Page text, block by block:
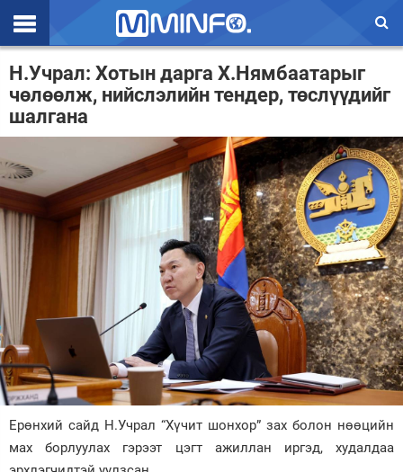
Эхлэл
Цаг агаар
Валют ханш
Улс төр
Эдийн засаг
Үзэл бодол
Спорт
Нийгэм
Дэлхий
Энтертайнмэнт
Зурхай
Н.Учрал: Хотын дарга Х.Нямбаатарыг
чөлөөлж, нийслэлийн тендер, төслүүдийг
шалгана
Ерөнхий сайд Н.Учрал “Хүчит шонхор” зах болон нөөцийн
мах борлуулах гэрээт цэгт ажиллан иргэд, худалдаа